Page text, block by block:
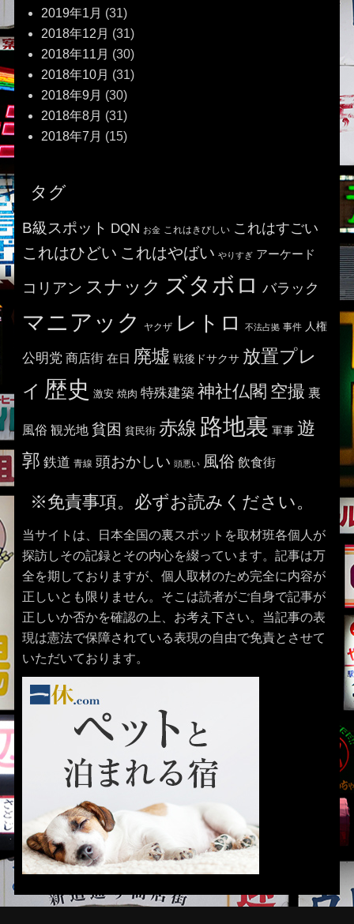
2019年1月 (31)
2018年12月 (31)
2018年11月 (30)
2018年10月 (31)
2018年9月 (30)
2018年8月 (31)
2018年7月 (15)
タグ
B級スポット DQN お金 これはきびしい これはすごい
これはひどい これはやばい やりすぎ アーケード
コリアン スナック ズタボロ バラック
マニアック ヤクザ レトロ 不法占拠 事件 人権
公明党 商店街 在日 廃墟 戦後ドサクサ 放置プレ
イ 歴史 激安 焼肉 特殊建築 神社仏閣 空撮 裏
風俗 観光地 貧困 貧民街 赤線 路地裏 軍事 遊
郭 鉄道 青線 頭おかしい 頭悪い 風俗 飲食街
※免責事項。必ずお読みください。
当サイトは、日本全国の裏スポットを取材班各個人が
探訪しその記録とその内心を綴っています。記事は万
全を期しておりますが、個人取材のため完全に内容が
正しいとも限りません。そこは読者がご自身で記事が
正しいか否かを確認の上、お考え下さい。当記事の表
現は憲法で保障されている表現の自由で免責とさせて
いただいております。